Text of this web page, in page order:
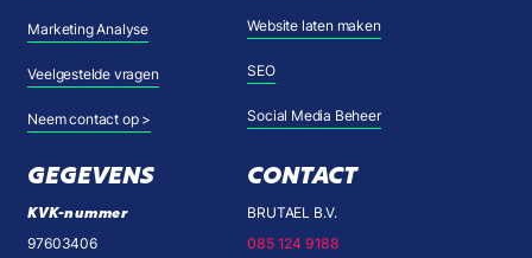
Marketing Analyse
Veelgestelde vragen
Neem contact op >
Website laten maken
SEO
Social Media Beheer
GEGEVENS
KVK-nummer
97603406
CONTACT
BRUTAEL B.V.
085 124 9188